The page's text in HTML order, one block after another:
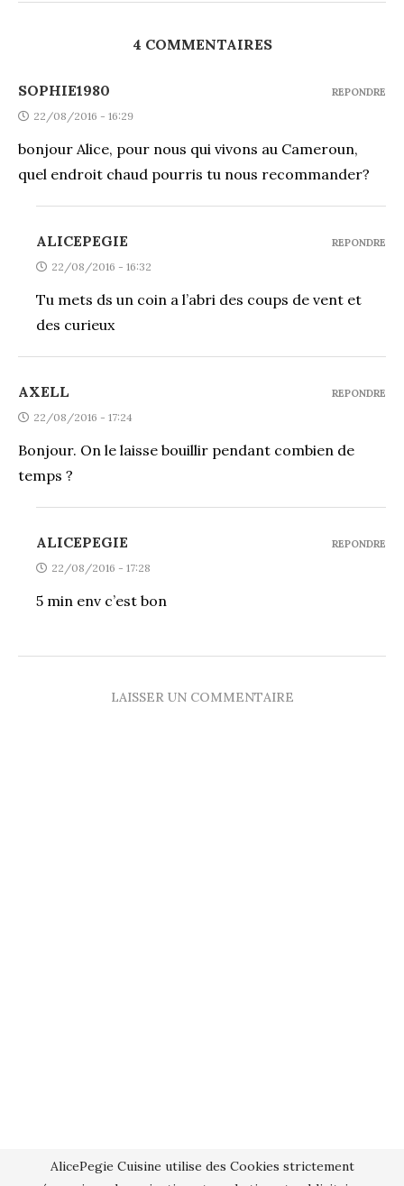
4 COMMENTAIRES
SOPHIE1980
22/08/2016 - 16:29
bonjour Alice, pour nous qui vivons au Cameroun,
quel endroit chaud pourris tu nous recommander?
REPONDRE
ALICEPEGIE
22/08/2016 - 16:32
Tu mets ds un coin a l’abri des coups de vent et
des curieux
REPONDRE
AXELL
22/08/2016 - 17:24
Bonjour. On le laisse bouillir pendant combien de
temps ?
REPONDRE
ALICEPEGIE
22/08/2016 - 17:28
5 min env c’est bon
REPONDRE
LAISSER UN COMMENTAIRE
AlicePegie Cuisine utilise des Cookies strictement